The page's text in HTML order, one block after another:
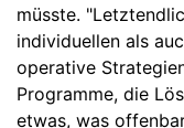
müsste.
individuellen als
operative
Programme, die
etwas, was